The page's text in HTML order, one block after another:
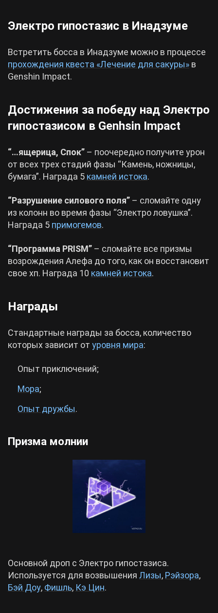
Электро гипостазис в Инадзуме
Встретить босса в Инадзуме можно в процессе
прохождения квеста «Лечение для сакуры» в
Genshin Impact.
Достижения за победу над Электро
гипостазисом в Genhsin Impact
“…ящерица, Спок” – поочередно получите урон
от всех трех стадий фазы “Камень, ножницы,
бумага”. Награда 5 камней истока.
“Разрушение силового поля” – сломайте одну
из колонн во время фазы “Электро ловушка”.
Награда 5 примогемов.
“Программа PRISM” – сломайте все призмы
возрождения Алефа до того, как он восстановит
свое хп. Награда 10 камней истока.
Награды
Стандартные награды за босса, количество
которых зависит от уровня мира:
Опыт приключений;
Мора;
Опыт дружбы.
Призма молнии
Основной дроп с Электро гипостазиса.
Используется для возвышения Лизы, Рэйзора,
Бэй Доу, Фишль, Кэ Цин.